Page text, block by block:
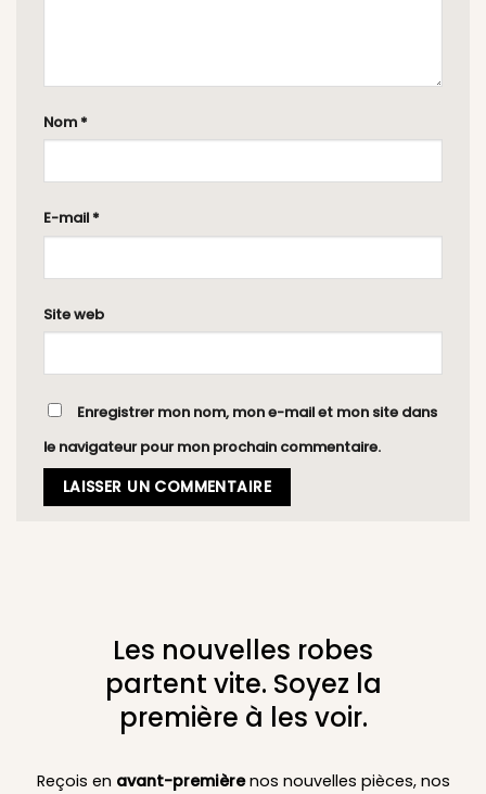
Nom *
E-mail *
Site web
Enregistrer mon nom, mon e-mail et mon site dans
le navigateur pour mon prochain commentaire.
Les nouvelles robes
partent vite. Soyez la
première à les voir.
Reçois en avant-premièrenos nouvelles pièces, nos